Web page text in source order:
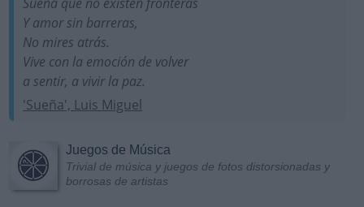
Y amor sin barreras,
No mires atrás.
Vive con la emoción de volver
a sentir, a vivir la paz.
'Sueña', Luis Miguel
Juegos de Música
Trivial de música y juegos de fotos distorsionadas y
borrosas de artistas